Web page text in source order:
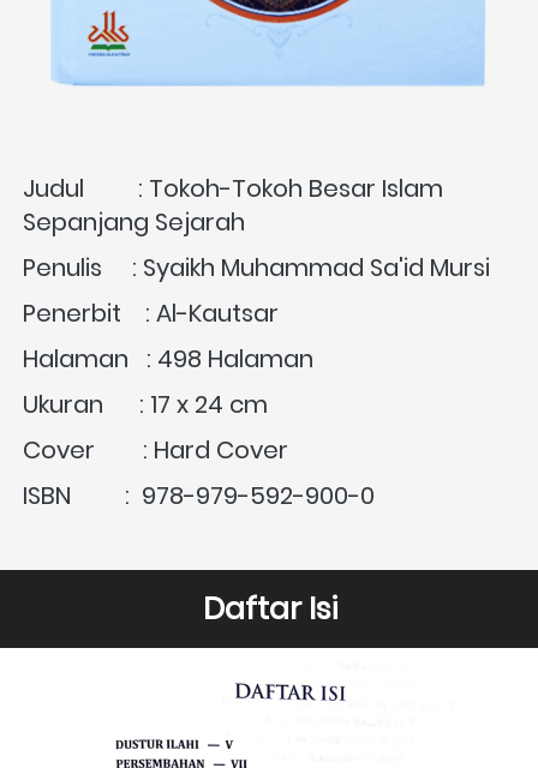
Judul         : Tokoh-Tokoh Besar Islam
Sepanjang Sejarah
Penulis     : Syaikh Muhammad Sa'id Mursi
Penerbit    : Al-Kautsar
Halaman   : 498 Halaman
Ukuran      : 17 x 24 cm
Cover        : Hard Cover
ISBN         : 978-979-592-900-0
Daftar Isi